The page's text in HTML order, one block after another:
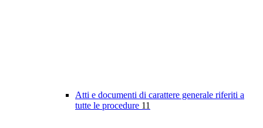
Atti e documenti di carattere generale riferiti a
tutte le procedure 11